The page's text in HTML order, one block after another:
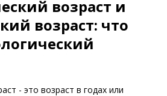
возраст и
возраст: что
- это возраст в годах или